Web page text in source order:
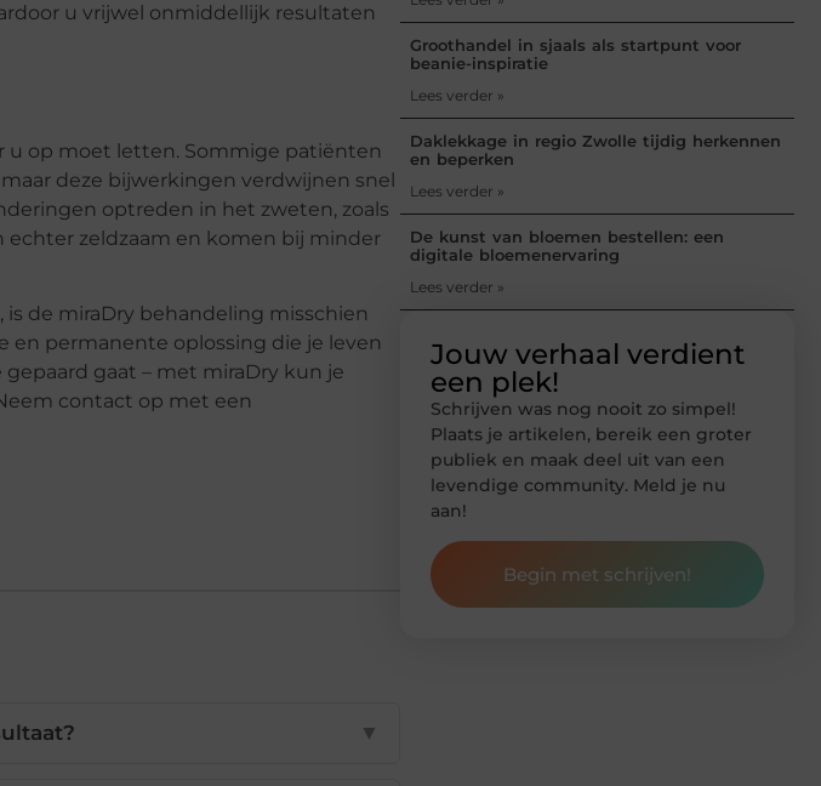
u vrijwel onmiddellijk resultaten
u op moet letten. Sommige patiënten
deze bijwerkingen verdwijnen snel
optreden in het zweten, zoals
echter zeldzaam en komen bij minder
de miraDry behandeling misschien
en permanente oplossing die je leven
gaat – met miraDry kun je
contact op met een
▼
Groothandel in sjaals als startpunt voor
beanie-inspiratie
Lees verder »
Daklekkage in regio Zwolle tijdig herkennen
en beperken
Lees verder »
De kunst van bloemen bestellen: een
digitale bloemenervaring
Lees verder »
Jouw verhaal verdient
een plek!
Schrijven was nog nooit zo simpel!
Plaats je artikelen, bereik een groter
publiek en maak deel uit van een
levendige community. Meld je nu
aan!
Begin met schrijven!